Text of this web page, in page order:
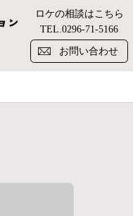
い
ロケの相談はこちら
TEL.0296-71-5166
お問い合わせ